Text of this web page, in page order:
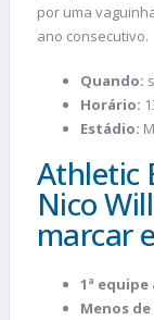
por uma
ano consecutivo.
Quando:
Horário:
Estádio:
Athletic
Nico
marcar
1ª
Menos de